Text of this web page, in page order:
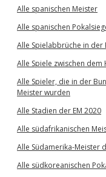
Alle spanischen Meister
Alle spanischen
Alle Spielabbrüche in der
Alle Spiele zwischen
Alle Spieler, die in der
Meister wurden
Alle Stadien der EM 2020
Alle südafrikanischen
Alle Südamerika-Meister
Alle südkoreanischen